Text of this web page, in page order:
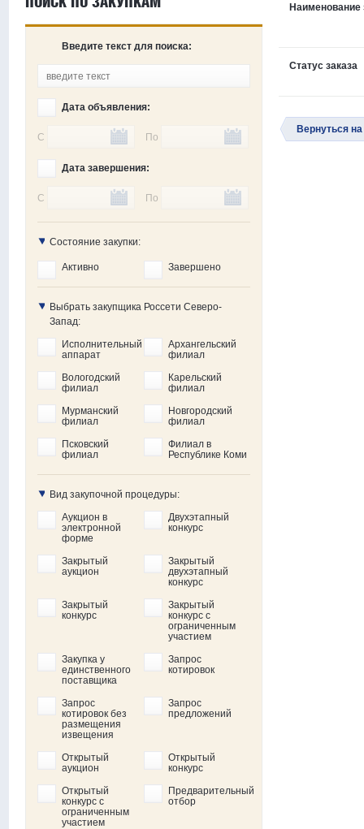
Введите текст для поиска:
Дата объявления:
С По
Дата завершения:
С По
Состояние закупки:
Активно Завершено
Выбрать закупщика Россети Северо-
Запад:
Исполнительный
аппарат
Архангельский
филиал
Вологодский
филиал
Карельский
филиал
Мурманский
филиал
Новгородский
филиал
Псковский
филиал
Филиал в
Республике Коми
Вид закупочной процедуры:
Аукцион в
электронной
форме
Двухэтапный
конкурс
Закрытый
аукцион
Закрытый
двухэтапный
конкурс
Закрытый
конкурс
Закрытый
конкурс с
ограниченным
участием
Закупка у
единственного
поставщика
Запрос
котировок
Запрос
котировок без
размещения
извещения
Запрос
предложений
Открытый
аукцион
Открытый
конкурс
Открытый
конкурс c
ограниченным
участием
Предварительный
отбор
Наименование
Статус заказа
Вернуться